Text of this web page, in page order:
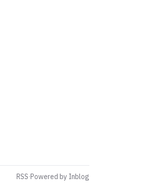
RSS·Powered by Inblog